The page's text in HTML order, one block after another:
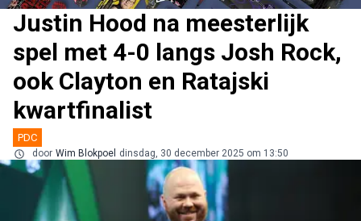
Justin Hood na meesterlijk
spel met 4-0 langs Josh Rock,
ook Clayton en Ratajski
kwartfinalist
PDC
door Wim Blokpoel dinsdag, 30 december 2025 om 13:50